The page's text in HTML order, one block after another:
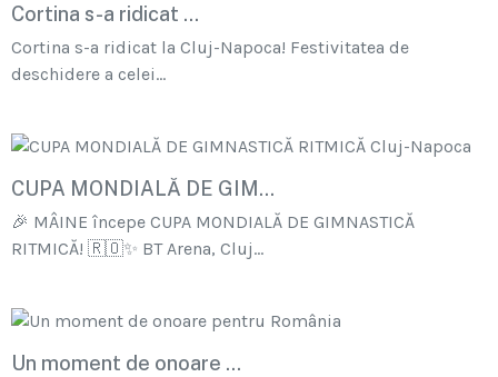
Cortina s-a ridicat ...
Cortina s-a ridicat la Cluj-Napoca! Festivitatea de
deschidere a celei...
CUPA MONDIALĂ DE GIM...
🎉 MÂINE începe CUPA MONDIALĂ DE GIMNASTICĂ
RITMICĂ! 🇷🇴✨ BT Arena, Cluj...
Un moment de onoare ...